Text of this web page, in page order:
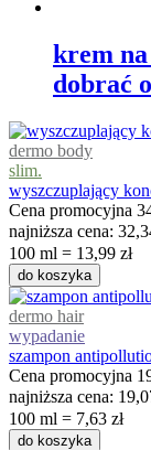
krem
dobrać
dermo body
slim.
wyszczuplający
Cena promocyjna
najniższa cena:
100 ml = 13,99 zł
do koszyka
dermo hair
wypadanie
szampon
Cena promocyjna
najniższa cena:
100 ml = 7,63 zł
do koszyka